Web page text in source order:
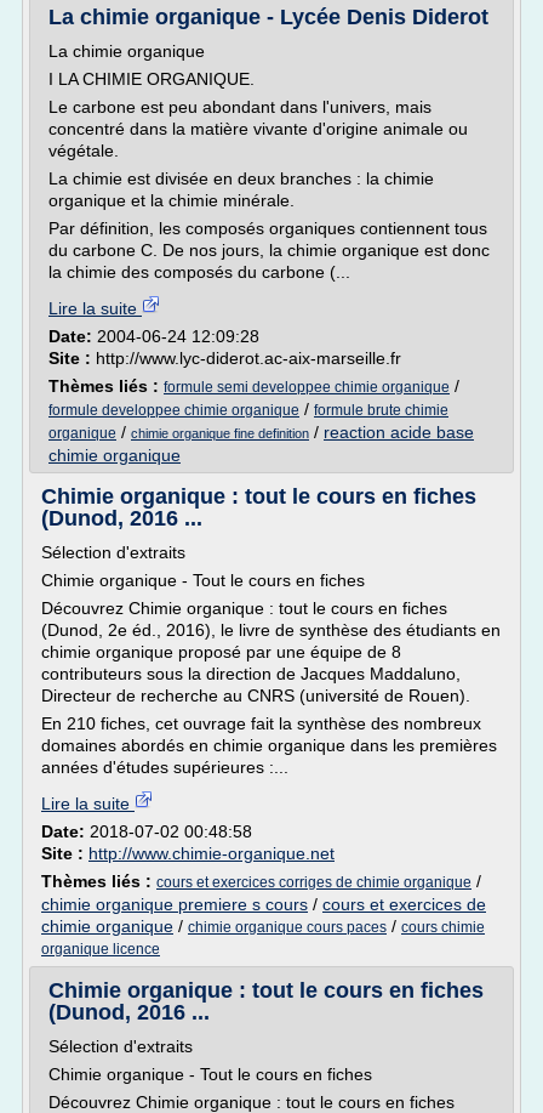
La chimie organique - Lycée Denis Diderot
La chimie organique
I LA CHIMIE ORGANIQUE.
Le carbone est peu abondant dans l'univers, mais
concentré dans la matière vivante d'origine animale ou
végétale.
La chimie est divisée en deux branches : la chimie
organique et la chimie minérale.
Par définition, les composés organiques contiennent tous
du carbone C. De nos jours, la chimie organique est donc
la chimie des composés du carbone (...
Lire la suite
Date: 2004-06-24 12:09:28
Site : http://www.lyc-diderot.ac-aix-marseille.fr
Thèmes liés : formule semi developpee chimie organique /
formule developpee chimie organique / formule brute chimie
organique / chimie organique fine definition / reaction acide base
chimie organique
Chimie organique : tout le cours en fiches
(Dunod, 2016 ...
Sélection d'extraits
Chimie organique - Tout le cours en fiches
Découvrez Chimie organique : tout le cours en fiches
(Dunod, 2e éd., 2016), le livre de synthèse des étudiants en
chimie organique proposé par une équipe de 8
contributeurs sous la direction de Jacques Maddaluno,
Directeur de recherche au CNRS (université de Rouen).
En 210 fiches, cet ouvrage fait la synthèse des nombreux
domaines abordés en chimie organique dans les premières
années d'études supérieures :...
Lire la suite
Date: 2018-07-02 00:48:58
Site : http://www.chimie-organique.net
Thèmes liés : cours et exercices corriges de chimie organique /
chimie organique premiere s cours / cours et exercices de
chimie organique / chimie organique cours paces / cours chimie
organique licence
Chimie organique : tout le cours en fiches
(Dunod, 2016 ...
Sélection d'extraits
Chimie organique - Tout le cours en fiches
Découvrez Chimie organique : tout le cours en fiches